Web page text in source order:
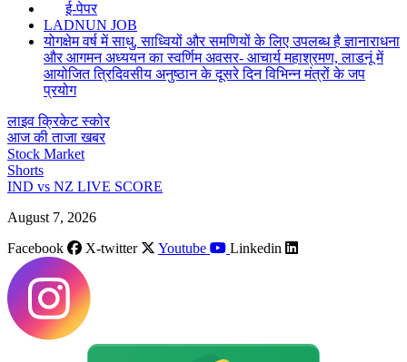
ई-पेपर
LADNUN JOB
योगक्षेम वर्ष में साधु, साध्वियों और समणियों के लिए उपलब्ध है ज्ञानाराधना
और आगमन अध्ययन का स्वर्णिम अवसर- आचार्य महाश्रमण, लाडनूं में
आयोजित त्रिदिवसीय अनुष्ठान के दूसरे दिन विभिन्न मंत्रों के जप
प्रयोग
लाइव क्रिकेट स्कोर
आज की ताजा खबर
Stock Market
Shorts
IND vs NZ LIVE SCORE
August 7, 2026
Facebook
X-twitter Youtube Linkedin